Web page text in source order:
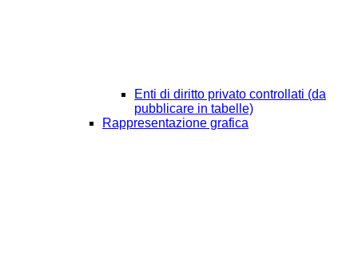
Enti di diritto privato controllati (da
pubblicare in tabelle)
Rappresentazione grafica